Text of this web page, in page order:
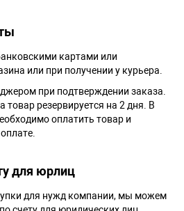
картами или
или при получении у курьера.
при подтверждении заказа.
товар резервируется на 2 дня. В
оплатить товар и
для юрлиц
для нужд компании, мы можем